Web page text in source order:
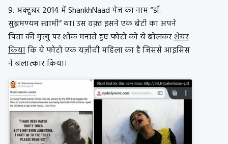
9. अक्टूबर 2014 में ShankhNaad पेज का नाम “डॉ.
सुब्रमण्यम स्वामी” था। उस वक़्त इसने एक बेटी का अपने
पिता की मृत्यु पर शोक मनाते हुए फोटो को ये बोलकरशेयर
कियाकि ये फोटो एक यज़ीदी महिला का है जिससे आइसिस
ने बलात्कार किया।